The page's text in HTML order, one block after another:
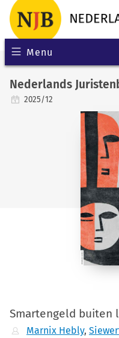
Menu
Nederlands
2025/12
Smartengeld buiten
Marnix Hebly,